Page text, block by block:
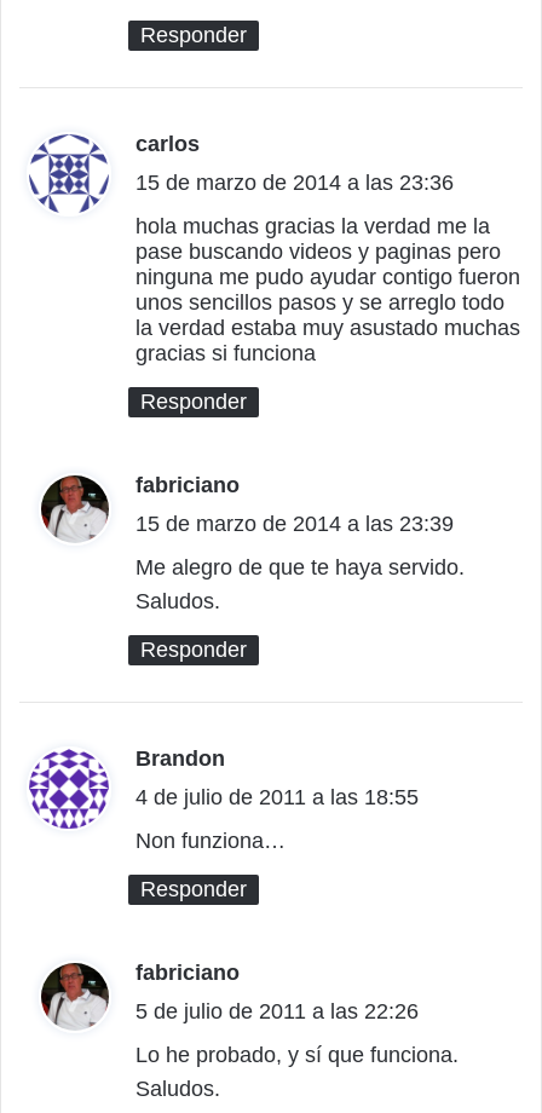
Responder
carlos
i
c
e
:
15 de marzo de 2014 a las 23:36
hola muchas gracias la verdad me la
pase buscando videos y paginas pero
ninguna me pudo ayudar contigo fueron
unos sencillos pasos y se arreglo todo
la verdad estaba muy asustado muchas
gracias si funciona
Responder
fabriciano
i
c
:
15 de marzo de 2014 a las 23:39
Me alegro de que te haya servido.
Saludos.
Responder
Brandon
i
c
e
:
4 de julio de 2011 a las 18:55
Non funziona…
Responder
fabriciano
i
c
5 de julio de 2011 a las 22:26
Lo he probado, y sí que funciona.
Saludos.